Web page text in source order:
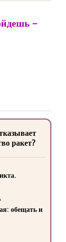
–
ракет?
обещать и